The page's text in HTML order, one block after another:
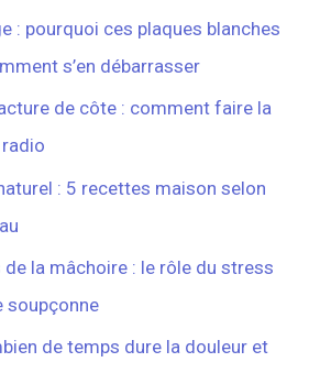
: pourquoi ces plaques blanches
s’en débarrasser
de côte : comment faire la
: 5 recettes maison selon
la mâchoire : le rôle du stress
soupçonne
de temps dure la douleur et